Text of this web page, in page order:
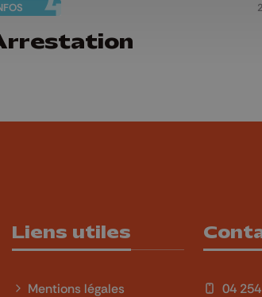
Liens utiles
Mentions légales
04